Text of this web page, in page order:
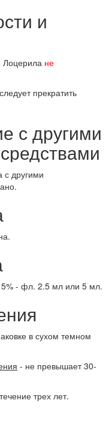
и
Лоцерила не
прекратить
с другими
с другими
5% - фл. 2.5 мл или 5 мл.
в сухом темном
- не превышает 30-
трех лет.